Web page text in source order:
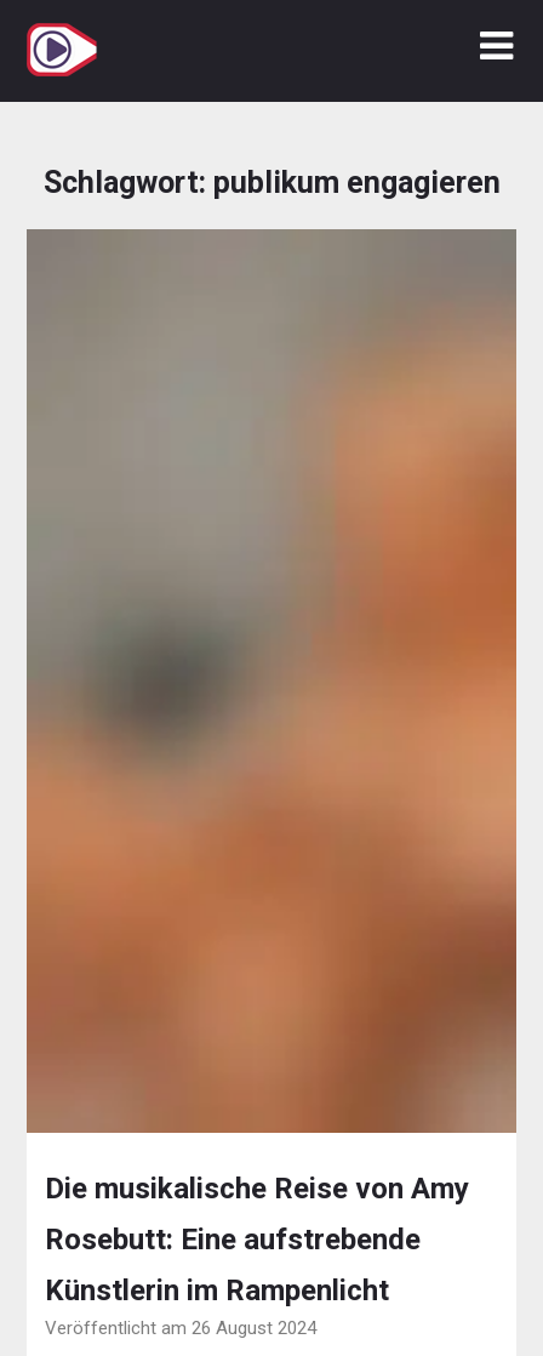
Inhalt
springen
Schlagwort: publikum engagieren
Die musikalische Reise von Amy
Rosebutt: Eine aufstrebende
Künstlerin im Rampenlicht
Veröffentlicht am 26 August 2024